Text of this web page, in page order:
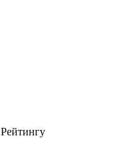
Рейтингу